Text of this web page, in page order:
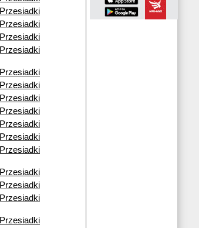
Przesiadki
Przesiadki
Przesiadki
Przesiadki
Przesiadki
Przesiadki
Przesiadki
Przesiadki
Przesiadki
Przesiadki
Przesiadki
Przesiadki
Przesiadki
Przesiadki
Przesiadki